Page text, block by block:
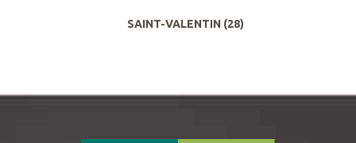
SAINT-VALENTIN (28)